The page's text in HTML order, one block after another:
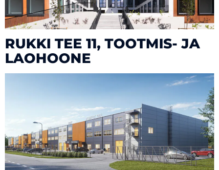
RUKKI TEE 11, TOOTMIS- JA
LAOHOONE